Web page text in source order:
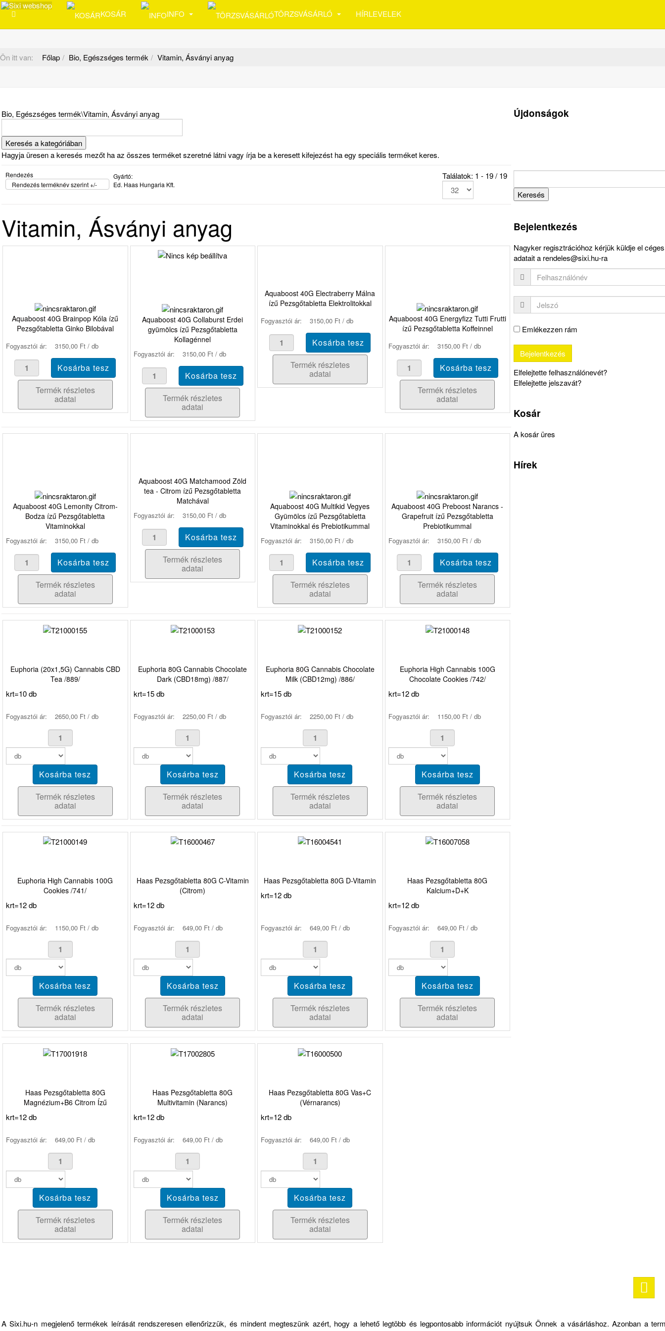
KOSÁR INFO TÖRZSVÁSÁRLÓ HÍRLEVELEK
Ön itt van: Főlap Bio, Egészséges termék Vitamin, Ásványi anyag
Bio, Egészséges termék\Vitamin, Ásványi anyag
Hagyja üresen a keresés mezőt ha az összes terméket szeretné látni vagy írja be a keresett kifejezést ha egy speciális terméket keres.
Rendezés
Rendezés terméknév szerint +/-
Gyártó:
Ed. Haas Hungaria Kft.
Találatok: 1 - 19 / 19
Vitamin, Ásványi anyag
Aquaboost 40G Brainpop Kóla ízű
Pezsgőtabletta Ginko Bilobával
Fogyasztói ár: 3150,00 Ft / db
Termék részletes
adatai
Aquaboost 40G Collaburst Erdei
gyümölcs ízű Pezsgőtabletta
Kollagénnel
Fogyasztói ár: 3150,00 Ft / db
Termék részletes
adatai
Aquaboost 40G Electraberry Málna
ízű Pezsgőtabletta Elektrolitokkal
Fogyasztói ár: 3150,00 Ft / db
Termék részletes
adatai
Aquaboost 40G Energyfizz Tutti Frutti
ízű Pezsgőtabletta Koffeinnel
Fogyasztói ár: 3150,00 Ft / db
Termék részletes
adatai
Aquaboost 40G Lemonity Citrom-
Bodza ízű Pezsgőtabletta
Vitaminokkal
Fogyasztói ár: 3150,00 Ft / db
Termék részletes
adatai
Aquaboost 40G Matchamood Zöld
tea - Citrom ízű Pezsgőtabletta
Matchával
Fogyasztói ár: 3150,00 Ft / db
Termék részletes
adatai
Aquaboost 40G Multikid Vegyes
Gyümölcs ízű Pezsgőtabletta
Vitaminokkal és Prebiotikummal
Fogyasztói ár: 3150,00 Ft / db
Termék részletes
adatai
Aquaboost 40G Preboost Narancs -
Grapefruit ízű Pezsgőtabletta
Prebiotikummal
Fogyasztói ár: 3150,00 Ft / db
Termék részletes
adatai
Euphoria (20x1,5G) Cannabis CBD
Tea /889/
krt=10 db
Fogyasztói ár: 2650,00 Ft / db
Termék részletes
adatai
Euphoria 80G Cannabis Chocolate
Dark (CBD18mg) /887/
krt=15 db
Fogyasztói ár: 2250,00 Ft / db
Termék részletes
adatai
Euphoria 80G Cannabis Chocolate
Milk (CBD12mg) /886/
krt=15 db
Fogyasztói ár: 2250,00 Ft / db
Termék részletes
adatai
Euphoria High Cannabis 100G
Chocolate Cookies /742/
krt=12 db
Fogyasztói ár: 1150,00 Ft / db
Termék részletes
adatai
Euphoria High Cannabis 100G
Cookies /741/
krt=12 db
Fogyasztói ár: 1150,00 Ft / db
Termék részletes
adatai
Haas Pezsgőtabletta 80G C-Vitamin
(Citrom)
krt=12 db
Fogyasztói ár: 649,00 Ft / db
Termék részletes
adatai
Haas Pezsgőtabletta 80G D-Vitamin
krt=12 db
Fogyasztói ár: 649,00 Ft / db
Termék részletes
adatai
Haas Pezsgőtabletta 80G
Kalcium+D+K
krt=12 db
Fogyasztói ár: 649,00 Ft / db
Termék részletes
adatai
Haas Pezsgőtabletta 80G
Magnézium+B6 Citrom Ízű
krt=12 db
Fogyasztói ár: 649,00 Ft / db
Termék részletes
adatai
Haas Pezsgőtabletta 80G
Multivitamin (Narancs)
krt=12 db
Fogyasztói ár: 649,00 Ft / db
Termék részletes
adatai
Haas Pezsgőtabletta 80G Vas+C
(Vérnarancs)
krt=12 db
Fogyasztói ár: 649,00 Ft / db
Termék részletes
adatai
Újdonságok
Bejelentkezés
Nagyker regisztrációhoz kérjük küldje el céges
adatait a rendeles@sixi.hu-ra
Emlékezzen rám
Elfelejtette felhasználónevét?
Elfelejtette jelszavát?
Kosár
A kosár üres
Hírek
A Sixi.hu-n megjelenő termékek leírását rendszeresen ellenőrizzük, és mindent megteszünk azért, hogy a lehető legtöbb és legpontosabb információt nyújtsuk Önnek a vásárláshoz. Azonban a